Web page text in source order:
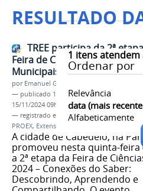
RESULTADO
1 itens
Ordenar por
Relevância
data (mais
Alfabeticamente
TREE participa da 2ª
Feira de Ciências das Escolas
Municipais de Cabedelo
por Emanuel Gomes Soares
— publicado 18/11/2024—última
15/11/2024 09h54
— registrado em:
Cabedelo,Feiras,TREE
PROEX, Extensão
A cidade de Cabedelo, na
promoveu nesta quinta-feira
a 2ª etapa da Feira de
2024 – Conexões do Saber:
Descobrindo, Aprendendo e